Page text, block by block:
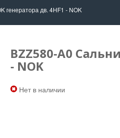
генератора дв. 4HF1 - NOK
BZZ580-A0
- NOK
Нет в наличии